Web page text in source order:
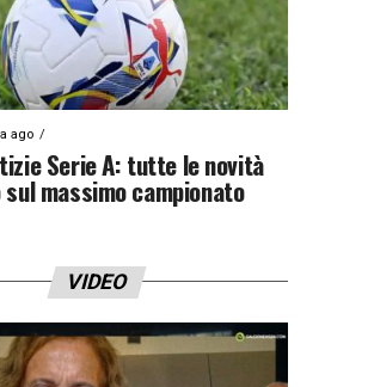
ago
Serie A: tutte le novità
massimo campionato
VIDEO